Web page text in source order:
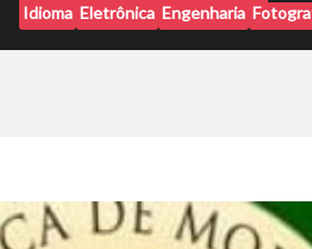
Idioma Eletrônica Engenharia